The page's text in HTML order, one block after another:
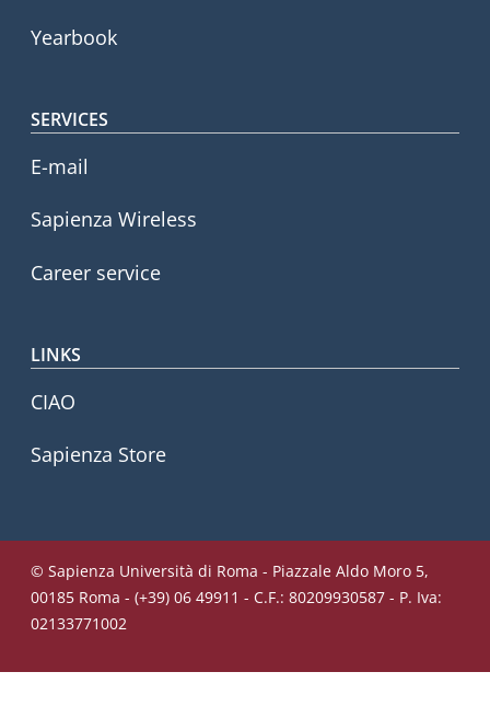
Yearbook
SERVICES
E-mail
Sapienza Wireless
Career service
LINKS
CIAO
Sapienza Store
© Sapienza Università di Roma - Piazzale Aldo Moro 5,
00185 Roma - (+39) 06 49911 - C.F.: 80209930587 - P. Iva:
02133771002